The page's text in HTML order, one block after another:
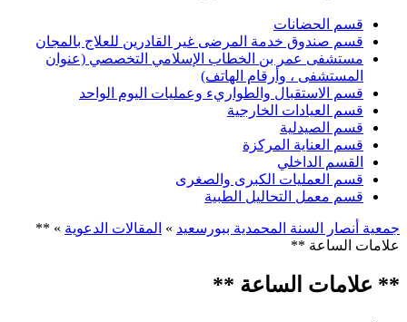
قسم الحضانات
قسم صندوق خدمة المرضى غير القادرين للعلاج بالمجان
مستشفى عمر بن الخطاب الإسلامي التخصصي (عنوان
المستشفى ، وأرقام الهاتف)
قسم الاستقبال والطواريء وعمليات اليوم الواحد
قسم العيادات الخارجية
قسم الصيدلية
قسم العناية المركزة
القسم الداخلي
قسم العمليات الكبرى والصغرى
قسم معمل التحاليل الطبية
جمعية أنصار السنة المحمدية ببورسعيد » المقالات الدعوية » **
علامات الساعة **
** علامات الساعة **